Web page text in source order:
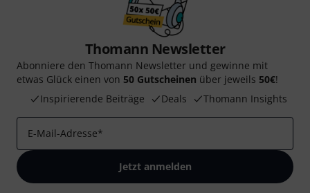
Thomann Newsletter
Abonniere den Thomann Newsletter und gewinne mit
etwas Glück einen von 50 Gutscheinen über jeweils 50€!
Inspirierende Beiträge
Deals Thomann Insights
E-Mail-Adresse*
Jetzt anmelden